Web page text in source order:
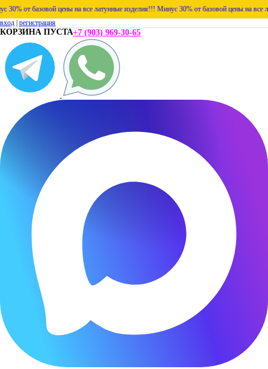
от базовой цены на все латунные изделия!!! Минус 30% от базовой цены на все
вход регистрация
КОРЗИНА ПУСТА+7 (903) 969-30-65